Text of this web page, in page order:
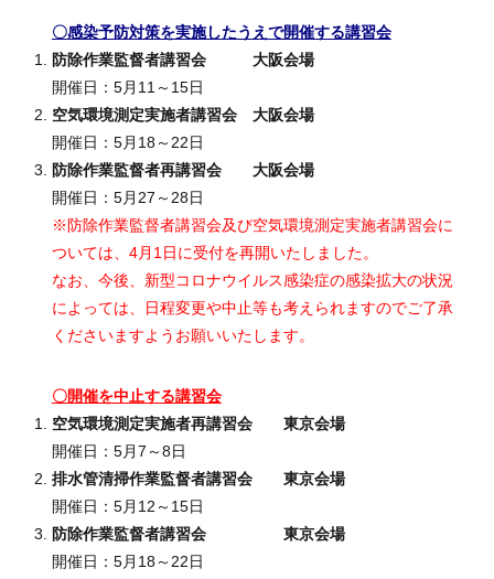
〇感染予防対策を実施したうえで開催する講習会
防除作業監督者講習会 大阪会場
開催日：5月11～15日
空気環境測定実施者講習会 大阪会場
開催日：5月18～22日
防除作業監督者再講習会 大阪会場
開催日：5月27～28日
※防除作業監督者講習会及び空気環境測定実施者講習会に
ついては、4月1日に受付を再開いたしました。
なお、今後、新型コロナウイルス感染症の感染拡大の状況
によっては、日程変更や中止等も考えられますのでご了承
くださいますようお願いいたします。
〇開催を中止する講習会
空気環境測定実施者再講習会 東京会場
開催日：5月7～8日
排水管清掃作業監督者講習会 東京会場
開催日：5月12～15日
防除作業監督者講習会 東京会場
開催日：5月18～22日